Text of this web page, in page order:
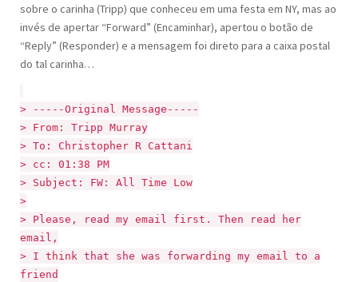
sobre o carinha (Tripp) que conheceu em uma festa em NY, mas ao
invés de apertar “Forward” (Encaminhar), apertou o botão de
“Reply” (Responder) e a mensagem foi direto para a caixa postal
do tal carinha…
> -----Original Message-----
> From: Tripp Murray
> To: Christopher R Cattani
> cc: 01:38 PM
> Subject: FW: All Time Low
>
> Please, read my email first. Then read her
email,
> I think that she was forwarding my email to a
friend